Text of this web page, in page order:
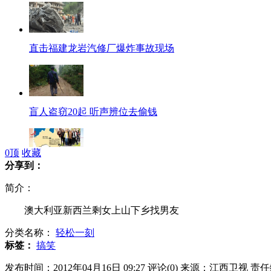
直击福建龙岩汽修厂爆炸事故现场
盲人盗窃20起 听声辨位去偷钱
朝无人机新型远程导弹首秀阅兵式
0顶 收藏
分享到：
简介：
澳大利亚新西兰剩女上山下乡找男友
分类名称： 轻松一刻
标签： 搞笑
发布时间：2012年04月16日 09:27 评论(0) 来源：江西卫视 责